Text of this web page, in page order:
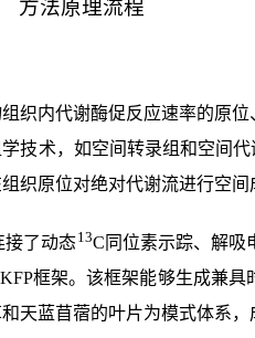
方法原理流程
织内代谢酶促反应速率的原
技术，如空间转录组和空间
原位对绝对代谢流进行空间
接了动态13C同位素示踪、解吸
框架。该框架能够生成兼
天蓝苜蓿的叶片为模式体系